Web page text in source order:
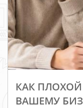
КАК
ВАШЕМУ